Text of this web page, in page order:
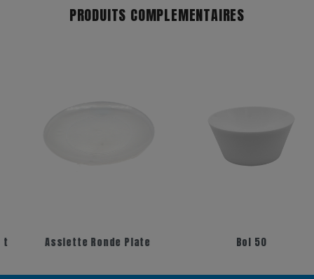
PRODUITS COMPLEMENTAIRES
Assiette Ronde Plate Bol 50